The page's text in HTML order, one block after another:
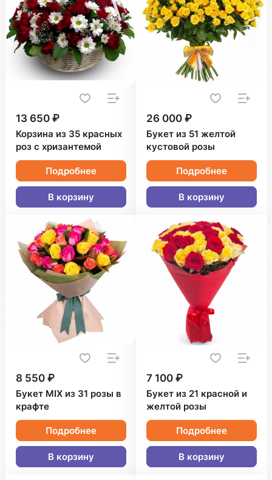
13 650 ₽
Корзина из 35 красных
роз с хризантемой
Подробнее
В корзину
26 000 ₽
Букет из 51 желтой
кустовой розы
Подробнее
В корзину
8 550 ₽
Букет MIX из 31 розы в
крафте
Подробнее
В корзину
7 100 ₽
Букет из 21 красной и
желтой розы
Подробнее
В корзину